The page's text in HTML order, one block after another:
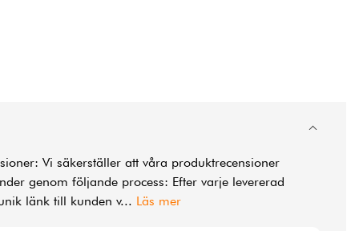
Vi säkerställer att våra produktrecensioner
genom följande process: Efter varje levererad
länk till kunden v... Läs mer